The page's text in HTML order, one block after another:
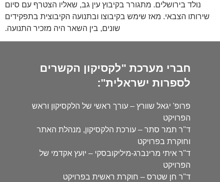
נולד בירושלים. מתגורר בקיבוץ עין גב, שאליו הצטרף עם סיום
שירותו הצבאי. מאז שימש בקיבוצו ובתנועה הקיבוצית בתפקידים
שונים, בין השאר היה מזכיר התנועה.
חברי מערכת "לקסיקון הקשרים
לספרות ישראלית":
פרופ' יגאל שוורץ – עורך ראשי של הלקסיקון וראש
הפרויקט
ד"ר תמר סתר – עורכת הלקסיקון, מנהלת האתר
וחוקרת בפרויקט
ד"ר איתי מרינברג-מיליקובסקי – יועץ אקדמי של
הפרויקט
ד"ר חן שטרס – חוקרת ראשית בפרויקט